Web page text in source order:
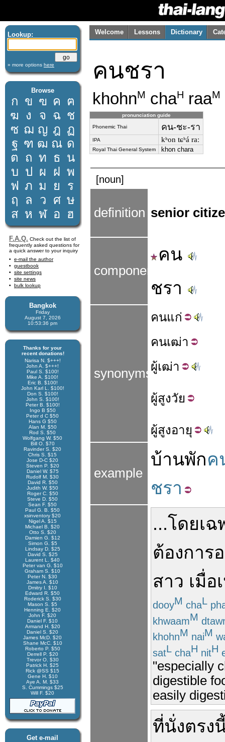
Lookup:
» more options here
Browse
ก ข ฃ ค ฅ
ฆ ง จ ฉ ช
ซ ฌ ญ ฎ ฏ
ฐ ฑ ฒ ณ ด
ต ถ ท ธ น
บ ป ผ ฝ พ
ฟ ภ ม ย
ร
ฤ
ล ว ศ ษ
ส ห ฬ อ ฮ
F.A.Q. Check out the list of
frequently asked questions for
a quick answer to your inquiry
e-mail the author
guestbook
site settings
site news
bulk lookup
Bangkok
Friday
August 7, 2026
10:53:37 pm
Thanks for your
recent donations!
Narisa N. $+++!
John A. $+++!
Paul S. $100!
Mike A. $100!
Eric B. $100!
John Karl L. $100!
Don S. $100!
John S. $100!
Peter B. $100!
Ingo B $50
Peter d C $50
Hans G $50
Alan M. $50
Rod S. $50
Wolfgang W. $50
Bill O. $70
Ravinder S. $20
Chris S. $15
Jose D-C $20
Steven P. $20
Daniel W. $75
Rudolf M. $30
David R. $50
Judith W. $50
Roger C. $50
Steve D. $50
Sean F. $50
Paul G. B. $50
xsinventory $20
Nigel A. $15
Michael B. $20
Otto S. $20
Damien G. $12
Simon G. $5
Lindsay D. $25
David S. $25
Laurent L. $40
Peter van G. $10
Graham S. $10
Peter N. $30
James A. $10
Dmitry I. $10
Edward R. $50
Roderick S. $30
Mason S. $5
Henning E. $20
John F. $20
Daniel F. $10
Armand H. $20
Daniel S. $20
James McD. $20
Shane McC. $10
Roberto P. $50
Derrell P. $20
Trevor O. $30
Patrick H. $25
Rick @SS $15
Gene H. $10
Aye A. M. $33
S. Cummings $25
Will F. $20
Get e-mail
Welcome Lessons Dictionary
คนชรา
khohnM chaH raaM
pronunciation guide
Phonemic Thai คน-ชะ-รา
IPA kʰon tɕʰá raː
Royal Thai General System khon chara
[noun]
definition senior
components
คน
ชรา
synonyms
คนแก่
คนเฒ่า
ผู้เฒ่า
ผู้สูงวัย
ผู้สูงอายุ
example
บ้านพักค
ชรา
...โดยเฉ
ต้องการ
สาว เมื่อ
dooyM chaL
khwaamM
khohnM naiM
satL chaH nitH
"especially
digestible
easily
ที่นั่งตรง